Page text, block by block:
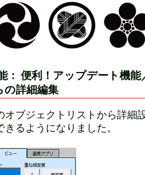
： 便利！アップデート機
の詳細編集
オブジェクトリストから詳細
るようになりました。